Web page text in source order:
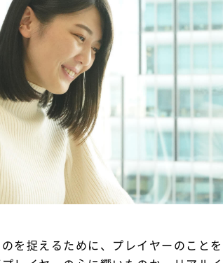
を捉えるために、プレイヤーのこと